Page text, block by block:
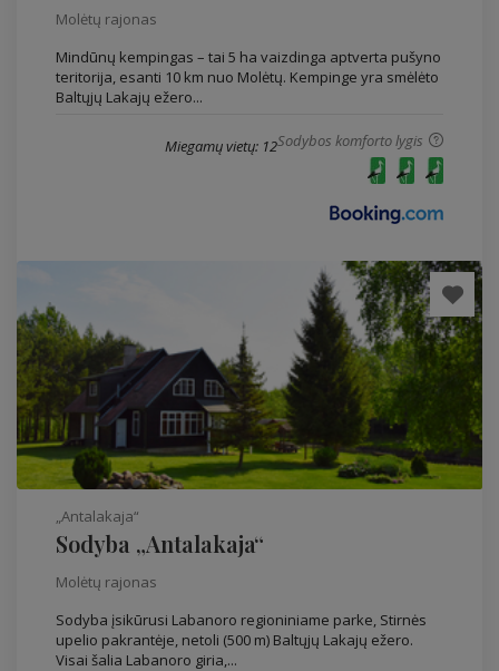
Molėtų rajonas
Mindūnų kempingas – tai 5 ha vaizdinga aptverta pušyno
teritorija, esanti 10 km nuo Molėtų. Kempinge yra smėlėto
Baltųjų Lakajų ežero...
Sodybos komforto lygis
Miegamų vietų: 12
„Antalakaja“
Sodyba „Antalakaja“
Molėtų rajonas
Sodyba įsikūrusi Labanoro regioniniame parke, Stirnės
upelio pakrantėje, netoli (500 m) Baltųjų Lakajų ežero.
Visai šalia Labanoro giria,...